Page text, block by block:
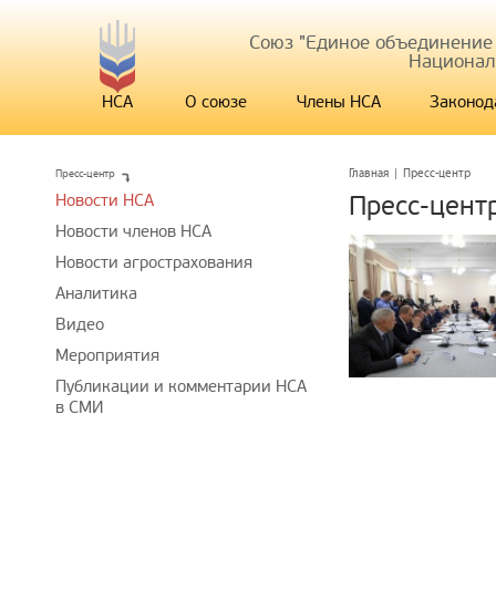
Союз "Единое
НСА О союзе Члены НСА
Главная | Пресс-центр
Пресс-
Пресс-центр
Новости НСА
Новости членов НСА
Новости агрострахования
Аналитика
Видео
Мероприятия
Публикации и комментарии НСА
в СМИ